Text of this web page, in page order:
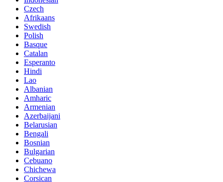
Czech
Afrikaans
Swedish
Polish
Basque
Catalan
Esperanto
Hindi
Lao
Albanian
Amharic
Armenian
Azerbaijani
Belarusian
Bengali
Bosnian
Bulgarian
Cebuano
Chichewa
Corsican